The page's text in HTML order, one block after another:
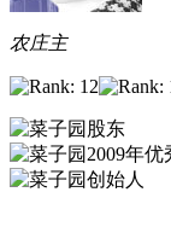
农庄主